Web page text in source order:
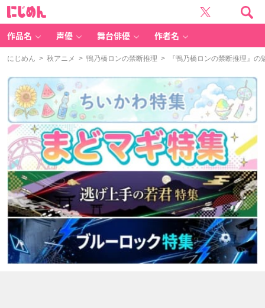
作品名 声優 舞台俳優 作者名
にじめん > 秋アニメ > 鴨乃橋ロンの禁断推理 > 『鴨乃橋ロンの禁断推理』の